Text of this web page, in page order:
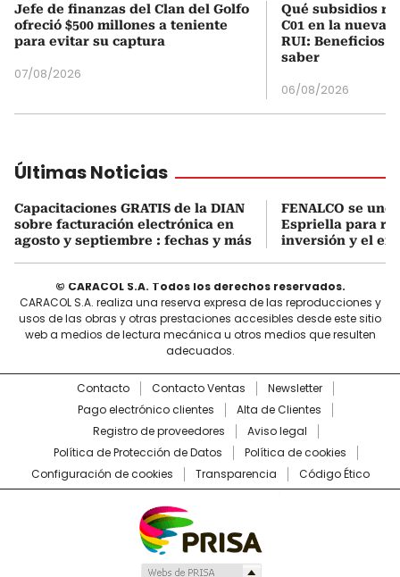
Jefe de finanzas del Clan del Golfo
ofreció $500 millones a teniente
para evitar su captura
07/08/2026
Qué subsidios
C01 en la nueva
RUI: Beneficios
saber
06/08/2026
Últimas Noticias
Capacitaciones GRATIS de la DIAN
sobre facturación electrónica en
agosto y septiembre : fechas y más
FENALCO se une
Espriella para
inversión y el
© CARACOL S.A. Todos los derechos reservados.
CARACOL S.A. realiza una reserva expresa de las reproducciones y
usos de las obras y otras prestaciones accesibles desde este sitio
web a medios de lectura mecánica u otros medios que resulten
adecuados.
Contacto Contacto Ventas
Newsletter
Pago electrónico clientes
Alta de Clientes
Registro de proveedores
Aviso legal
Política de Protección de Datos
Política de cookies
Configuración de cookies
Transparencia Código Ético